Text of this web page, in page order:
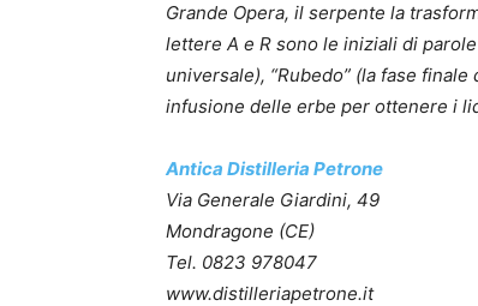
Grande Opera, il serpente la
lettere A e R sono le iniziali di
universale), “Rubedo” (la fase
infusione delle erbe per ottenere i
Antica Distilleria Petrone
Via Generale Giardini, 49
Mondragone (CE)
Tel. 0823 978047
www.distilleriapetrone.it